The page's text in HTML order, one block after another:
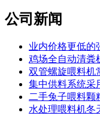
公司新闻
业内价格更低的
鸡场全自动清粪
双管螺旋喂料机
集中供料系统采
二手兔子喂料颗
水处理喂料机冬